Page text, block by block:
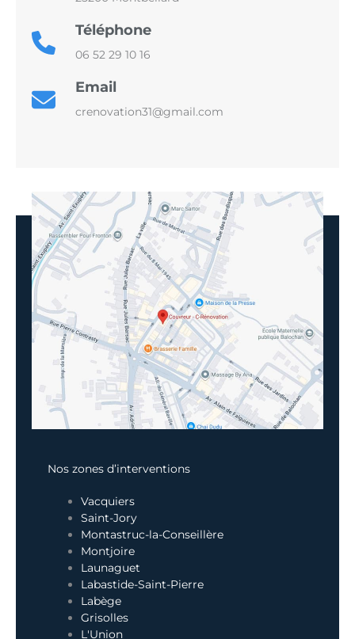
Téléphone
06 52 29 10 16
Email
crenovation31@gmail.com
Nos zones d’interventions
Vacquiers
Saint-Jory
Montastruc-la-Conseillère
Montjoire
Launaguet
Labastide-Saint-Pierre
Labège
Grisolles
L'Union